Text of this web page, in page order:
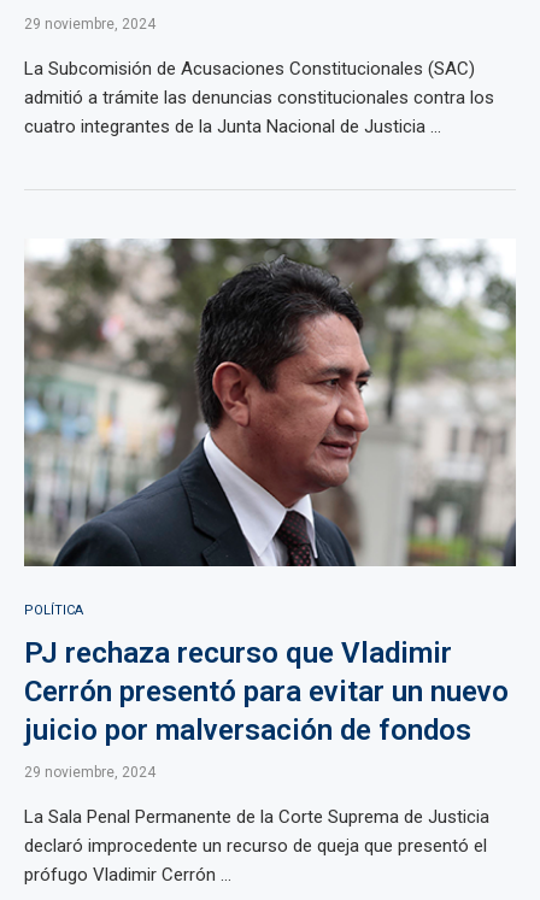
29 noviembre, 2024
La Subcomisión de Acusaciones Constitucionales (SAC)
admitió a trámite las denuncias constitucionales contra los
cuatro integrantes de la Junta Nacional de Justicia ...
POLÍTICA
PJ rechaza recurso que Vladimir
Cerrón presentó para evitar un nuevo
juicio por malversación de fondos
29 noviembre, 2024
La Sala Penal Permanente de la Corte Suprema de Justicia
declaró improcedente un recurso de queja que presentó el
prófugo Vladimir Cerrón ...